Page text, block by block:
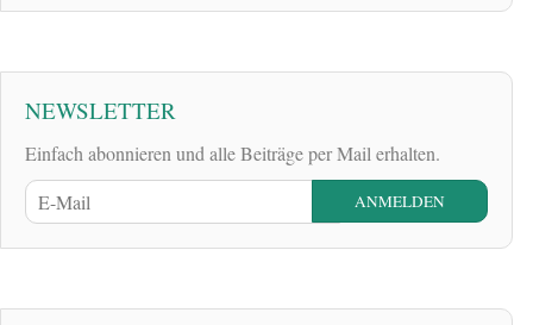
NEWSLETTER
Einfach abonnieren und alle Beiträge per Mail erhalten.